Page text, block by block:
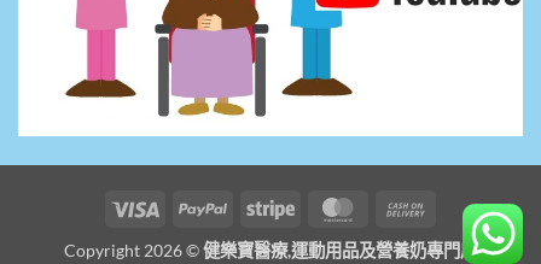
Visa PayPal Stripe MasterCardCash
Copyright 2026 ©健樂寶醫療,運動用品及營養奶專門店